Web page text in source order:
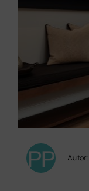
Autor: